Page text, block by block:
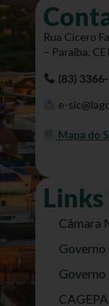
Rua Cícero
– Paraíba.
(83)
e-
Mapa do
Câmara
Governo
Governo
CAGEPA